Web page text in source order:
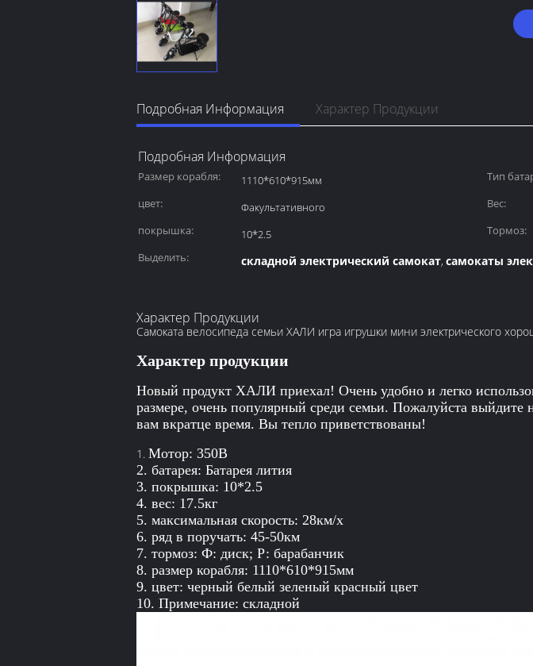
Подробная Информация Характер Продукции
Подробная Информация
Размер корабля: 1110*610*915мм Тип
цвет:
Факультативного Вес:
покрышка:
10*2.5 Тормоз:
Выделить:
складной электрический самокат, самокаты
Характер Продукции
Самоката велосипеда семьи ХАЛИ игра игрушки мини электрического
Характер продукции
Новый продукт ХАЛИ приехал! Очень удобно и легко
размере, очень популярный среди семьи. Пожалуйста
вам вкратце время. Вы тепло приветствованы!
1. Мотор: 350В
2. батарея: Батарея лития
3. покрышка: 10*2.5
4. вес: 17.5кг
5. максимальная скорость: 28км/х
6. ряд в поручать: 45-50км
7. тормоз: Ф: диск; Р: барабанчик
8. размер корабля: 1110*610*915мм
9. цвет: черный белый зеленый красный цвет
10. Примечание: складной